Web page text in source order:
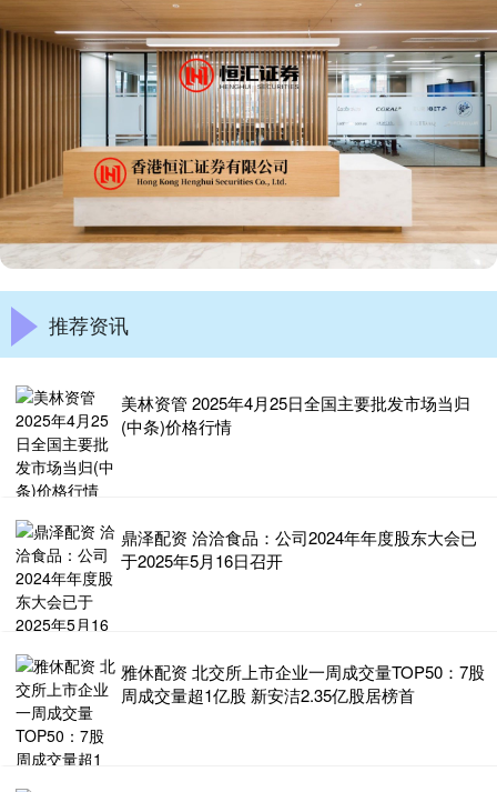
推荐资讯
美林资管 2025年4月25日全国主要批发市场当归
(中条)价格行情
鼎泽配资 洽洽食品：公司2024年年度股东大会已
于2025年5月16日召开
雅休配资 北交所上市企业一周成交量TOP50：7股
周成交量超1亿股 新安洁2.35亿股居榜首